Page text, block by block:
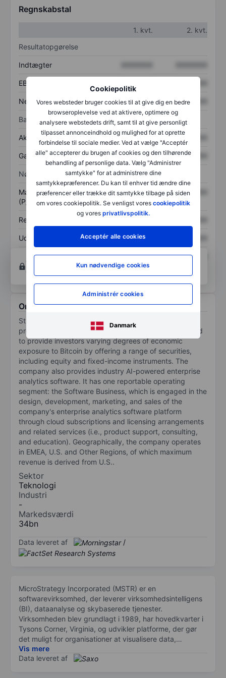
Cookiepolitik
Vores websteder bruger cookies til at give dig en bedre
browseroplevelse ved at aktivere, optimere og
analysere webstedets drift, samt til at give personligt
tilpasset annonceindhold og mulighed for at oprette
forbindelse til sociale medier. Ved at vælge "Acceptér
alle" accepterer du brugen af cookies og den tilhørende
behandling af personlige data. Vælg "Administrer
samtykke" for at administrere dine
samtykkepræferencer. Du kan til enhver tid ændre dine
præferencer eller trække dit samtykke tilbage på siden
om vores cookiepolitik. Se venligst vores cookiepolitik
og vores privatlivspolitik.
Acceptér alle cookies
Kun nødvendige cookies
Administrér cookies
Danmark
Regnskabstal
1. kvt.
2. kvt.
Resultatopgørelse
Indtægter
EBITDA
Nettoresultat XXXXXXX XXXXXXX
Balance
Aktiver i alt XXXXXXX XXXXXXX
Gæld XXXXXXX XXXXXXX
Nøgletal
Markedsværdi/omsætning
(P/S)
XXXXXXX XXXXXXX
Resultat pr. aktie (EPS) XXXXXXX
Udbytte pr. aktie XXXXXXX
Afkast af egenkapital XXXXXXX XXXXXXX
Opret konto
for at få adgang til flere diagrammer
og analyse værktøjer.
Om Strategy Inc.
Strategy Inc is a bitcoin treasury company and a
provider of business intelligence services. It is designed
to provide investors varying degrees of economic
exposure to Bitcoin by offering a range of securities,
including equity and fixed-income instruments. The
company also provides industry AI-powered enterprise
analytics software. It has one reportable operating
segment: the Software Business, which is engaged in the
design, development, marketing, and sales of the
company's enterprise analytics software platform
through cloud subscriptions and licensing arrangements
and related services (i.e., product support, consulting,
and education). Geographically, the company operates
in EMEA, U.S. and Other Regions, of which maximum
revenue is derived from U.S..
Sektor
Teknologi
Industri
-
Markedsværdi
34bn
Data leveret af /
MicroStrategy Incorporated (MSTR) er en
softwarevirksomhed, der leverer virksomhedsintelligens
(BI), dataanalyse og skybaserede tjenester.
Virksomheden blev grundlagt i 1989, har hovedkvarter i
Tysons Corner, Virginia, og udvikler platforme, der gør
det muligt for organisationer at visualisere data,
generere rapporter og træffe datadrevne beslutninger
på tværs af afdelinger.
Vis mere
Data leveret af